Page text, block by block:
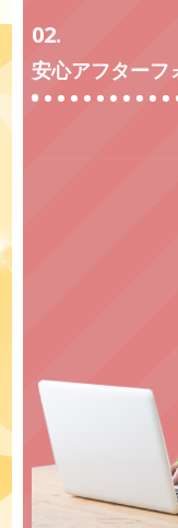
02.
安心アフター